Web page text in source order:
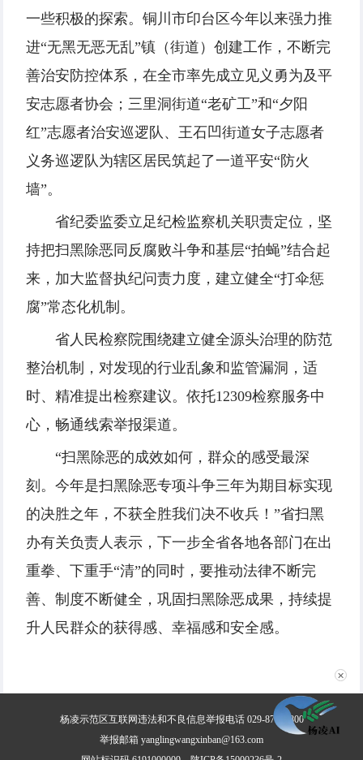
一些积极的探索。铜川市印台区今年以来强力推
进“无黑无恶无乱”镇（街道）创建工作，不断完
善治安防控体系，在全市率先成立见义勇为及平
安志愿者协会；三里洞街道“老矿工”和“夕阳
红”志愿者治安巡逻队、王石凹街道女子志愿者
义务巡逻队为辖区居民筑起了一道平安“防火
墙”。
省纪委监委立足纪检监察机关职责定位，坚
持把扫黑除恶同反腐败斗争和基层“拍蝇”结合起
来，加大监督执纪问责力度，建立健全“打伞惩
腐”常态化机制。
省人民检察院围绕建立健全源头治理的防范
整治机制，对发现的行业乱象和监管漏洞，适
时、精准提出检察建议。依托12309检察服务中
心，畅通线索举报渠道。
“扫黑除恶的成效如何，群众的感受最深
刻。今年是扫黑除恶专项斗争三年为期目标实现
的决胜之年，不获全胜我们决不收兵！”省扫黑
办有关负责人表示，下一步全省各地各部门在出
重拳、下重手“清”的同时，要推动法律不断完
善、制度不断健全，巩固扫黑除恶成果，持续提
升人民群众的获得感、幸福感和安全感。
杨凌示范区互联网违法和不良信息举报电话 029-87030800
举报邮箱 yanglingwangxinban@163.com
✕